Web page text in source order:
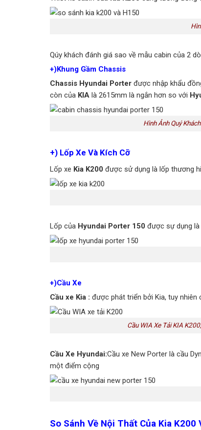
Qúy khách đánh giá sao về mẫu cabin của 2
+)Khung Gầm Chassis
Chassis Hyundai Porter được nhập khẩu
còn của KIA là 2615mm là ngắn hơn so với
Hình Ảnh Quý
+) Lốp Xe Và Kích Cỡ
Lốp xe Kia K200 được sử dụng là lốp thương
Lốp của Hyundai Porter 150 được sự dụng
+)Cầu Xe
Cầu xe Kia : được phát triển bởi Kia, tuy nhiên
Cầu WIA Xe Tải KIA
Cầu Xe Hyundai:Cầu xe New Porter là cầu
một điểm cộng
So Sánh Về Nội Thất Của Kia